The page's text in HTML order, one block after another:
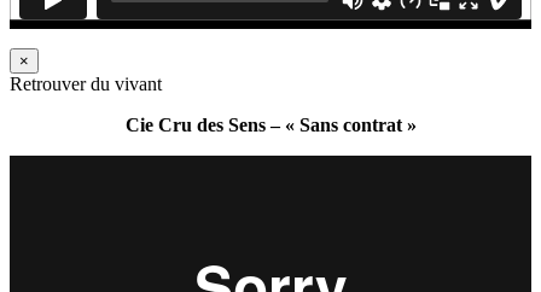
×
Retrouver du vivant
Cie Cru des Sens – « Sans contrat »